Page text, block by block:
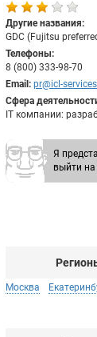
Другие названия:
GDC (Fujitsu
Телефоны:
8 (800) 333-98-70
Email: pr@icl-
Сфера
IT компании:
Я
выйти на
Москва